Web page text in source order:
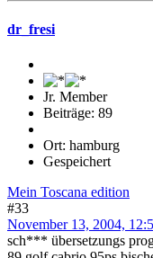
dr_fresi
Jr. Member
Beiträge: 89
Ort: hamburg
Gespeichert
Mein Toscana edition
#33
November 13, 2004,
sch*** übersetzungs